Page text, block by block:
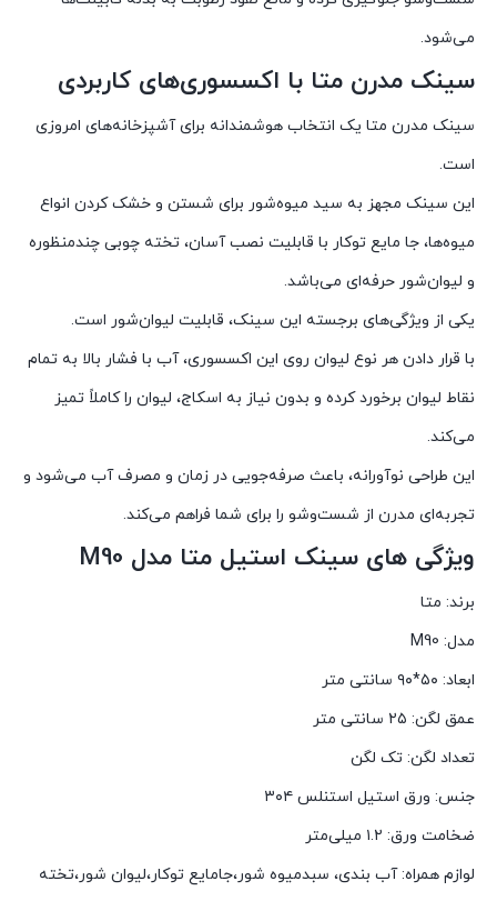
می‌شود.
سینک مدرن متا با اکسسوری‌های کاربردی
سینک مدرن متا یک انتخاب هوشمندانه برای آشپزخانه‌های امروزی
است.
این سینک مجهز به سید میوه‌شور برای شستن و خشک کردن انواع
میوه‌ها، جا مایع توکار با قابلیت نصب آسان، تخته چوبی چندمنظوره
و لیوان‌شور حرفه‌ای می‌باشد.
یکی از ویژگی‌های برجسته این سینک، قابلیت لیوان‌شور است.
با قرار دادن هر نوع لیوان روی این اکسسوری، آب با فشار بالا به تمام
نقاط لیوان برخورد کرده و بدون نیاز به اسکاج، لیوان را کاملاً تمیز
می‌کند.
این طراحی نوآورانه، باعث صرفه‌جویی در زمان و مصرف آب می‌شود و
تجربه‌ای مدرن از شست‌وشو را برای شما فراهم می‌کند.
ویژگی های سینک استیل متا مدل M90
برند: متا
مدل: M90
ابعاد: ۵۰*۹۰ سانتی متر
عمق لگن: ۲۵ سانتی متر
تعداد لگن: تک لگن
جنس: ورق استیل استنلس ۳۰۴
ضخامت ورق: ۱.۲ میلی‌متر
لوازم همراه: آب بندی، سبدمیوه شور،جامایع توکار،لیوان شور،تخته